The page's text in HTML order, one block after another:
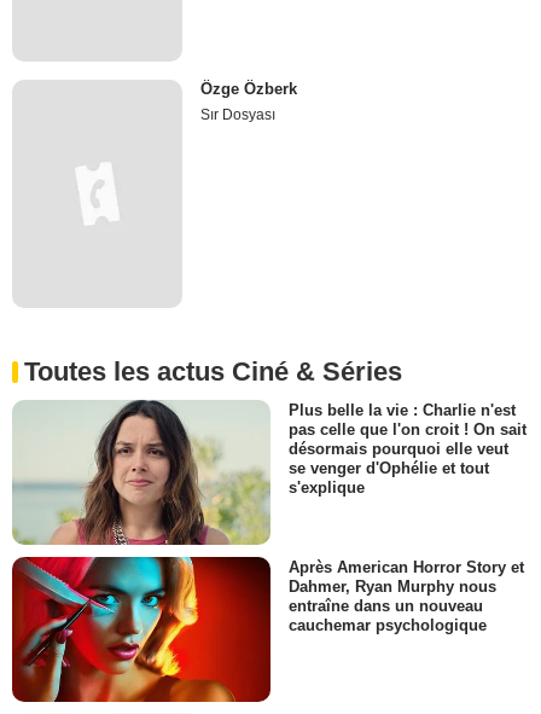
Özge Özberk
Sır Dosyası
Toutes les actus Ciné & Séries
Plus belle la vie : Charlie n'est
pas celle que l'on croit ! On sait
désormais pourquoi elle veut
se venger d'Ophélie et tout
s'explique
Après American Horror Story et
Dahmer, Ryan Murphy nous
entraîne dans un nouveau
cauchemar psychologique